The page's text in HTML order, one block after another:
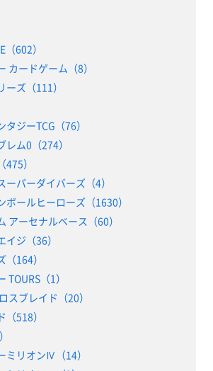
（602）
カードゲーム（8）
ズ（111）
ジーTCG（76）
レム0（274）
）
ーパーダイバーズ（4）
ボールヒーローズ（1630）
アーセナルベース（60）
ジ（36）
164）
TOURS（1）
スブレイド（20）
518）
ミリオンⅣ（14）